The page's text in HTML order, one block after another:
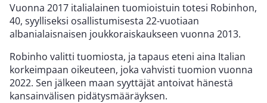
Vuonna 2017 italialainen tuomioistuin totesi Robinhon,
40, syylliseksi osallistumisesta 22-vuotiaan
albanialaisnaisen joukkoraiskaukseen vuonna 2013.
Robinho valitti tuomiosta, ja tapaus eteni aina Italian
korkeimpaan oikeuteen, joka vahvisti tuomion vuonna
2022. Sen jälkeen maan syyttäjät antoivat hänestä
kansainvälisen pidätysmääräyksen.